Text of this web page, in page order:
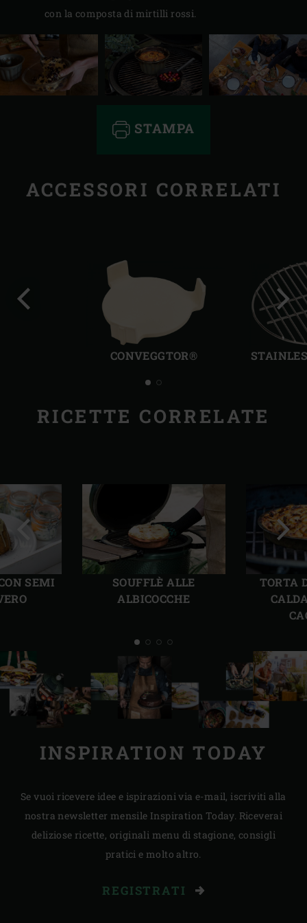
con la composta di mirtilli rossi.
STAMPA
ACCESSORI CORRELATI
CONVEGGTOR®
RICETTE CORRELATE
SEMI
SOUFFLÈ ALLE
ALBICOCCHE
TORTA
INSPIRATION TODAY
Se vuoi ricevere idee e ispirazioni via e-mail, iscriviti alla
nostra newsletter mensile Inspiration Today. Riceverai
deliziose ricette, originali menu di stagione, consigli
pratici e molto altro.
REGISTRATI